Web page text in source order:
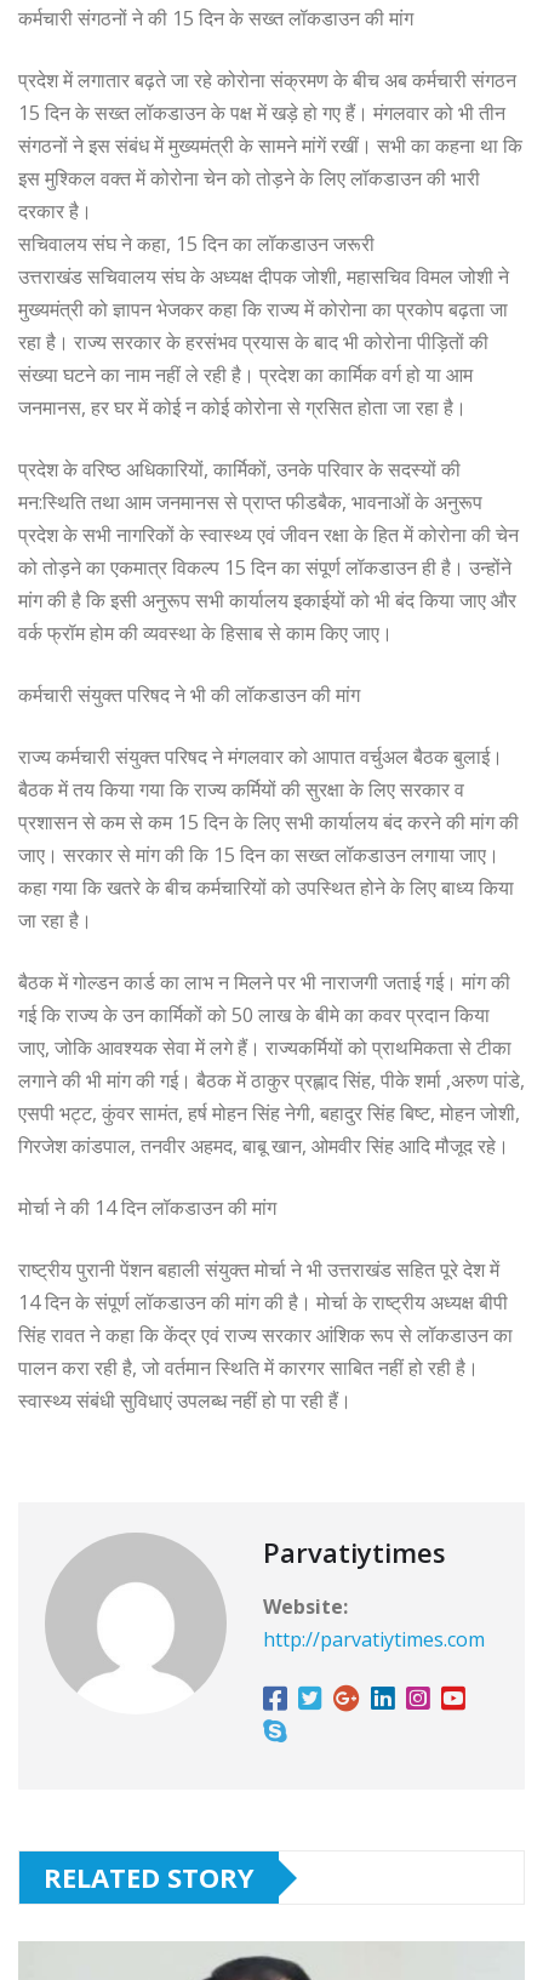
कर्मचारी संगठनों ने की 15 दिन के सख्त लॉकडाउन की मांग
प्रदेश में लगातार बढ़ते जा रहे कोरोना संक्रमण के बीच अब कर्मचारी संगठन
15 दिन के सख्त लॉकडाउन के पक्ष में खड़े हो गए हैं। मंगलवार को भी तीन
संगठनों ने इस संबंध में मुख्यमंत्री के सामने मांगें रखीं। सभी का कहना था कि
इस मुश्किल वक्त में कोरोना चेन को तोड़ने के लिए लॉकडाउन की भारी
दरकार है।
सचिवालय संघ ने कहा, 15 दिन का लॉकडाउन जरूरी
उत्तराखंड सचिवालय संघ के अध्यक्ष दीपक जोशी, महासचिव विमल जोशी ने
मुख्यमंत्री को ज्ञापन भेजकर कहा कि राज्य में कोरोना का प्रकोप बढ़ता जा
रहा है। राज्य सरकार के हरसंभव प्रयास के बाद भी कोरोना पीड़ितों की
संख्या घटने का नाम नहीं ले रही है। प्रदेश का कार्मिक वर्ग हो या आम
जनमानस, हर घर में कोई न कोई कोरोना से ग्रसित होता जा रहा है।
प्रदेश के वरिष्ठ अधिकारियों, कार्मिकों, उनके परिवार के सदस्यों की
मन:स्थिति तथा आम जनमानस से प्राप्त फीडबैक, भावनाओं के अनुरूप
प्रदेश के सभी नागरिकों के स्वास्थ्य एवं जीवन रक्षा के हित में कोरोना की चेन
को तोड़ने का एकमात्र विकल्प 15 दिन का संपूर्ण लॉकडाउन ही है। उन्होंने
मांग की है कि इसी अनुरूप सभी कार्यालय इकाईयों को भी बंद किया जाए और
वर्क फ्रॉम होम की व्यवस्था के हिसाब से काम किए जाए।
कर्मचारी संयुक्त परिषद ने भी की लॉकडाउन की मांग
राज्य कर्मचारी संयुक्त परिषद ने मंगलवार को आपात वर्चुअल बैठक बुलाई।
बैठक में तय किया गया कि राज्य कर्मियों की सुरक्षा के लिए सरकार व
प्रशासन से कम से कम 15 दिन के लिए सभी कार्यालय बंद करने की मांग की
जाए। सरकार से मांग की कि 15 दिन का सख्त लॉकडाउन लगाया जाए।
कहा गया कि खतरे के बीच कर्मचारियों को उपस्थित होने के लिए बाध्य किया
जा रहा है।
बैठक में गोल्डन कार्ड का लाभ न मिलने पर भी नाराजगी जताई गई। मांग की
गई कि राज्य के उन कार्मिकों को 50 लाख के बीमे का कवर प्रदान किया
जाए, जोकि आवश्यक सेवा में लगे हैं। राज्यकर्मियों को प्राथमिकता से टीका
लगाने की भी मांग की गई। बैठक में ठाकुर प्रह्लाद सिंह, पीके शर्मा ,अरुण पांडे,
एसपी भट्ट, कुंवर सामंत, हर्ष मोहन सिंह नेगी, बहादुर सिंह बिष्ट, मोहन जोशी,
गिरजेश कांडपाल, तनवीर अहमद, बाबू खान, ओमवीर सिंह आदि मौजूद रहे।
मोर्चा ने की 14 दिन लॉकडाउन की मांग
राष्ट्रीय पुरानी पेंशन बहाली संयुक्त मोर्चा ने भी उत्तराखंड सहित पूरे देश में
14 दिन के संपूर्ण लॉकडाउन की मांग की है। मोर्चा के राष्ट्रीय अध्यक्ष बीपी
सिंह रावत ने कहा कि केंद्र एवं राज्य सरकार आंशिक रूप से लॉकडाउन का
पालन करा रही है, जो वर्तमान स्थिति में कारगर साबित नहीं हो रही है।
स्वास्थ्य संबंधी सुविधाएं उपलब्ध नहीं हो पा रही हैं।
Parvatiytimes
Website:
http://parvatiytimes.com
RELATED STORY